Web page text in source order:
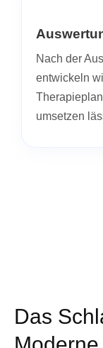
Nach der
entwickeln
umsetzen
Das